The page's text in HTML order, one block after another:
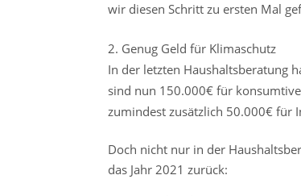
wir diesen Schritt zu ersten Mal
Genug Geld für Klimaschutz
In der letzten Haushaltsberatung
sind nun 150.000€ für
zumindest zusätzlich 50.000€ für
Doch nicht nur in der
das Jahr 2021 zurück: